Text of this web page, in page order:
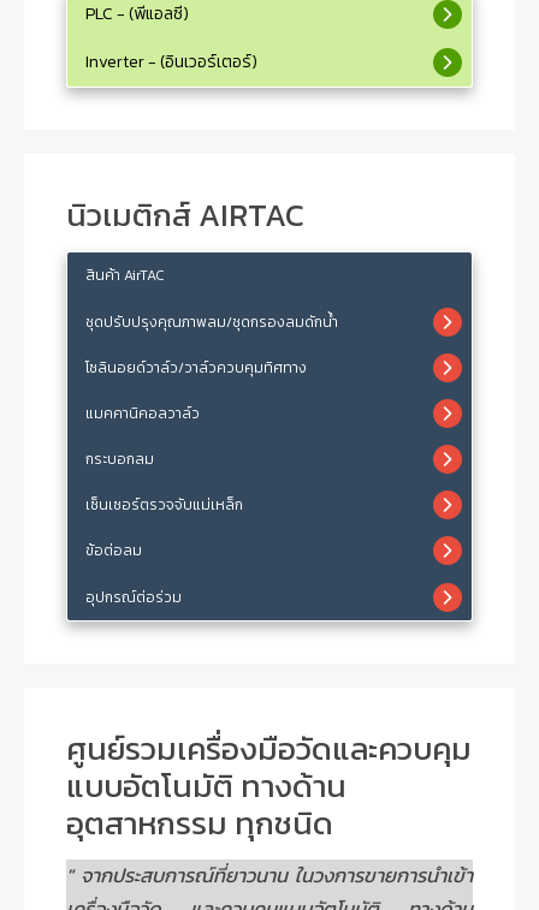
PLC - (พีแอลซี)
Inverter - (อินเวอร์เตอร์)
นิวเมติกส์ AIRTAC
สินค้า AirTAC
ชุดปรับปรุงคุณภาพลม/ชุดกรองลมดักน้ำ
โซลินอยด์วาล์ว/วาล์วควบคุมทิศทาง
แมคคานิคอลวาล์ว
กระบอกลม
เซ็นเซอร์ตรวจจับแม่เหล็ก
ข้อต่อลม
อุปกรณ์ต่อร่วม
ศูนย์รวมเครื่องมือวัดและควบคุม
แบบอัตโนมัติ ทางด้าน
อุตสาหกรรม ทุกชนิด
" จากประสบการณ์ที่ยาวนาน ในวงการขายการนำเข้า